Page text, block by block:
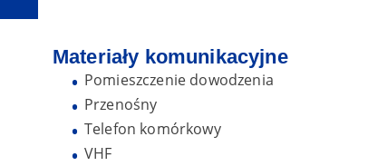
Materiały komunikacyjne
Pomieszczenie dowodzenia
Przenośny
Telefon komórkowy
VHF